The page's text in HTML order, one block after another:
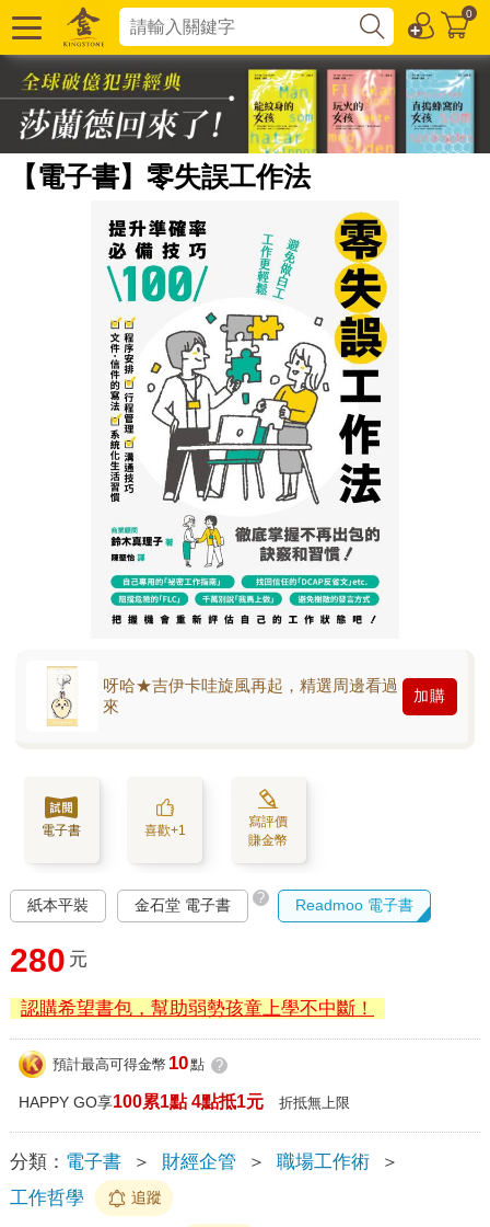
0
【電子書】零失誤工作法
呀哈★吉伊卡哇旋風再起，精選周邊看過
來
加購
電子書 喜歡+1
寫評價
賺金幣
紙本平裝 金石堂 電子書 ? Readmoo 電子書
280 元
認購希望書包，幫助弱勢孩童上學不中斷！
預計最高可得金幣 10點 ?
HAPPY GO享100累1點 4點抵1元 折抵無上限
分類： 電子書 ＞ 財經企管 ＞ 職場工作術
＞
工作哲學
追蹤